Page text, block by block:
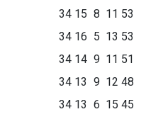
34 15 8 11 53
34 16 5 13 53
34 14 9 11 51
34 13 9 12 48
34 13 6 15 45